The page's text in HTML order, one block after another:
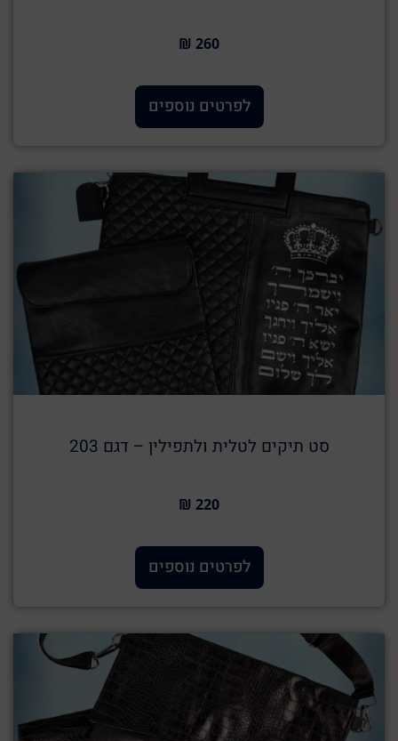
260 ₪
לפרטים נוספים
סט תיקים לטלית ולתפילין – דגם 203
220 ₪
לפרטים נוספים